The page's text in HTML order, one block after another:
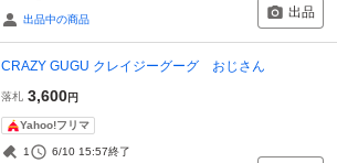
出品中の商品 出品
CRAZY GUGU クレイジーグーグ おじさん
落札 3,600円
Yahoo!フリマ
1 6/10 15:57終了